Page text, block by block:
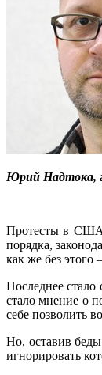
Юрий Надтока,
Протесты в США
порядка,
как же без этого
Последнее
стало мнение о
себе позволить
Но, оставив
игнорировать